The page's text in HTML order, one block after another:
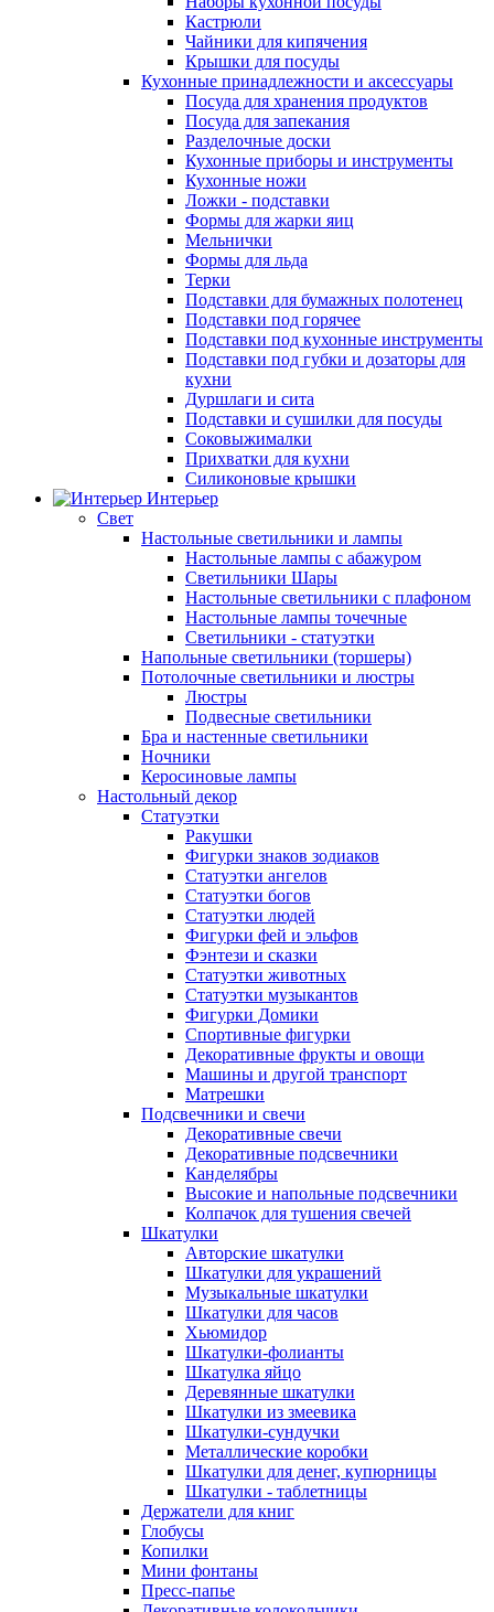
Кастрюли
Чайники для кипячения
Крышки для посуды
Кухонные принадлежности и аксессуары
Посуда для хранения продуктов
Посуда для запекания
Разделочные доски
Кухонные приборы и инструменты
Кухонные ножи
Ложки - подставки
Формы для жарки яиц
Мельнички
Формы для льда
Терки
Подставки для бумажных полотенец
Подставки под горячее
Подставки под кухонные инструменты
Подставки под губки и дозаторы для
кухни
Дуршлаги и сита
Подставки и сушилки для посуды
Соковыжималки
Прихватки для кухни
Силиконовые крышки
Интерьер
Свет
Настольные светильники и лампы
Настольные лампы с абажуром
Светильники Шары
Настольные светильники с плафоном
Настольные лампы точечные
Светильники - статуэтки
Напольные светильники (торшеры)
Потолочные светильники и люстры
Люстры
Подвесные светильники
Бра и настенные светильники
Ночники
Керосиновые лампы
Настольный декор
Статуэтки
Ракушки
Фигурки знаков зодиаков
Статуэтки ангелов
Статуэтки богов
Статуэтки людей
Фигурки фей и эльфов
Фэнтези и сказки
Статуэтки животных
Статуэтки музыкантов
Фигурки Домики
Спортивные фигурки
Декоративные фрукты и овощи
Машины и другой транспорт
Матрешки
Подсвечники и свечи
Декоративные свечи
Декоративные подсвечники
Канделябры
Высокие и напольные подсвечники
Колпачок для тушения свечей
Шкатулки
Авторские шкатулки
Шкатулки для украшений
Музыкальные шкатулки
Шкатулки для часов
Хьюмидор
Шкатулки-фолианты
Шкатулка яйцо
Деревянные шкатулки
Шкатулки из змеевика
Шкатулки-сундучки
Металлические коробки
Шкатулки для денег, купюрницы
Шкатулки - таблетницы
Держатели для книг
Глобусы
Копилки
Мини фонтаны
Пресс-папье